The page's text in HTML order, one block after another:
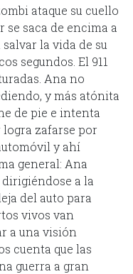
ataque su cuello
se saca de encima a
la vida de su
segundos. El 911
Ana no
y más atónita
de pie e intenta
zafarse por
y ahí
general: Ana
a la
del auto para
vivos van
a una visión
cuenta que las
guerra a gran